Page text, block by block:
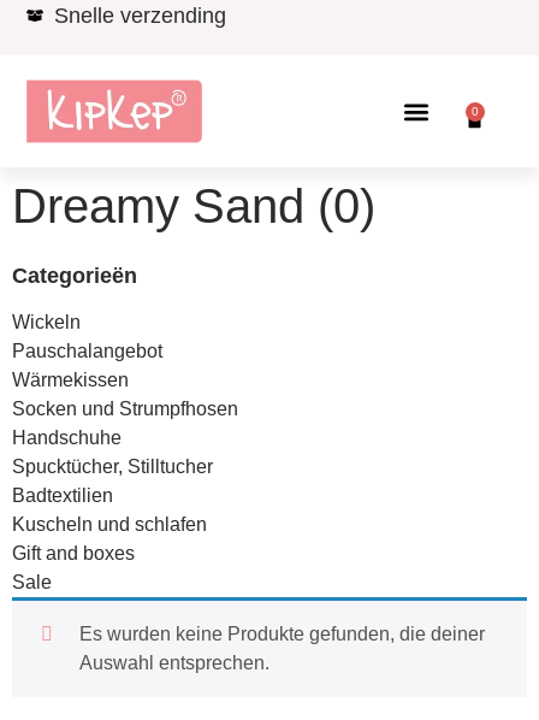
Snelle verzending
0
Dreamy Sand (0)
Categorieën
Wickeln
Pauschalangebot
Wärmekissen
Socken und Strumpfhosen
Handschuhe
Spucktücher, Stilltucher
Badtextilien
Kuscheln und schlafen
Gift and boxes
Sale
Es wurden keine Produkte gefunden, die deiner
Auswahl entsprechen.